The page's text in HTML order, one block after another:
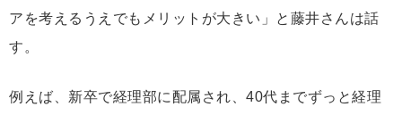
アを考えるうえでもメリットが大きい」と藤井さんは話
す。
例えば、新卒で経理部に配属され、40代までずっと経理